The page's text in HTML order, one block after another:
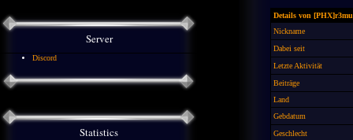
Server
Discord
Statistics
Details von [PHX]r3mu
Nickname
Dabei seit
Letzte Aktivität
Beiträge
Land
Gebdatum
Geschlecht